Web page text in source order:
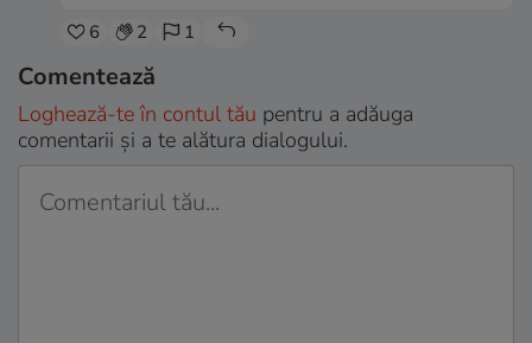
6 2 1
Comentează
Loghează-te în contul tău pentru a adăuga
comentarii și a te alătura dialogului.